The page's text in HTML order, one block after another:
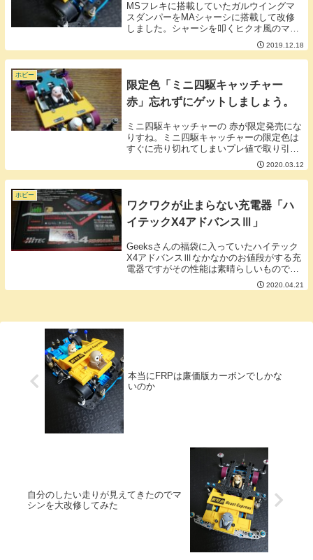
MSフレキに搭載していたガルウイングマ
スダンパーをMAシャーシに搭載して改修
しました。シャーシを叩くヒクオ風のマス
ダンが動くの2回のインパクトで制震効果
が上がればいいなぁと。マスダンと連動し
てスラストが入る仕様です。東京遠征で田
2019.12.18
ホビー
限定色「ミニ四駆キャッチャー
赤」忘れずにゲットしましょう。
ミニ四駆キャッチャーの 赤が限定発売にな
りすね。ミニ四駆キャッチャーの限定色は
すぐに売り切れてしまいプレ値で取り引き
される傾向にあるのでこの機会に買ってお
きましょう。■ミニ四駆キャッチャーをパ
ーツとしてアレンジしよう。ミニ四駆キャ
2020.03.12
ホビー
ワクワクが止まらない充電器「ハ
イテックX4アドバンスⅢ」
Geeksさんの福袋に入っていたハイテック
X4アドバンスⅢなかなかのお値段がする充
電器ですがその性能は素晴らしいもので
す。この充電器の特に優れているところと
しては電池の性能を引き出すということ充
2020.04.21
本当にFRPは廉価版カーボンでしかな
いのか
自分のしたい走りが見えてきたのでマ
シンを大改修してみた